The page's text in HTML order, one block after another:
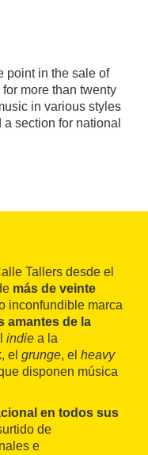
point in the sale of
more than twenty
in various styles
section for national
Tallers desde el
más de veinte
inconfundible marca
amantes de la
indie a la
el grunge, el heavy
disponen música
en todos sus
de
e